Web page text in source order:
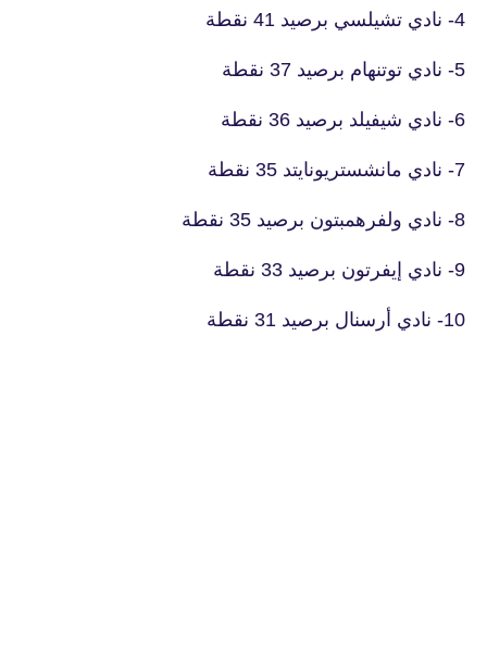
4- نادي تشيلسي برصيد 41 نقطة
5- نادي توتنهام برصيد 37 نقطة
6- نادي شيفيلد برصيد 36 نقطة
7- نادي مانشستريونايتد 35 نقطة
8- نادي ولفرهمبتون برصيد 35 نقطة
9- نادي إيفرتون برصيد 33 نقطة
10- نادي أرسنال برصيد 31 نقطة